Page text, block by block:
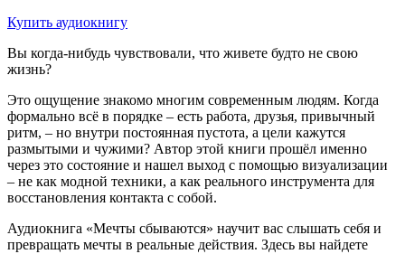
Купить аудиокнигу
Вы когда-нибудь чувствовали, что живете будто не свою
жизнь?
Это ощущение знакомо многим современным людям. Когда
формально всё в порядке – есть работа, друзья, привычный
ритм, – но внутри постоянная пустота, а цели кажутся
размытыми и чужими? Автор этой книги прошёл именно
через это состояние и нашел выход с помощью визуализации
– не как модной техники, а как реального инструмента для
восстановления контакта с собой.
Аудиокнига «Мечты сбываются» научит вас слышать себя и
превращать мечты в реальные действия. Здесь вы найдете